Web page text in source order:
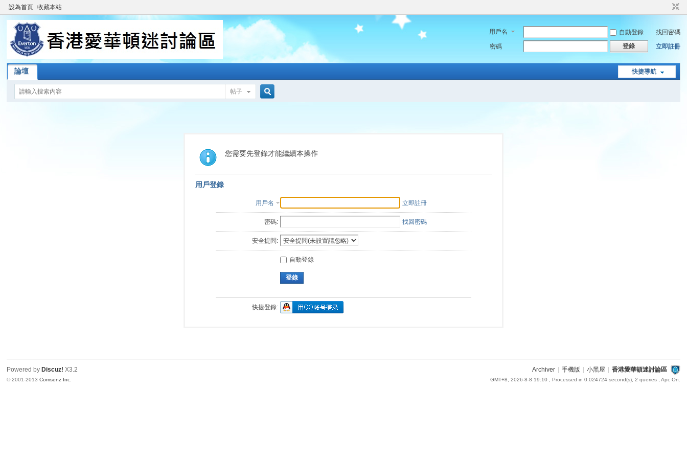
設為首頁 收藏本站
用戶名 自動登錄
找回密碼
密碼
登錄 立即註冊
快捷導航
論壇
帖子
索
您需要先登錄才能繼續本操作
用戶登錄
用戶名 立即註冊
密碼: 找回密碼
安全提問:
自動登錄
登錄
快捷登錄:
Archiver 手機版 小黑屋 香港愛華頓迷討論區
GMT+8, 2026-8-8 19:10 , Processed in 0.024724 second(s), 2 queries , Apc On.
Powered by Discuz! X3.2
© 2001-2013Comsenz Inc.